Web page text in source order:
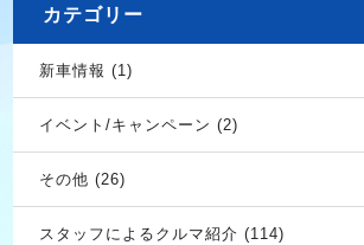
カテゴリー
新車情報 (1)
イベント/キャンペーン (2)
その他 (26)
スタッフによるクルマ紹介 (114)